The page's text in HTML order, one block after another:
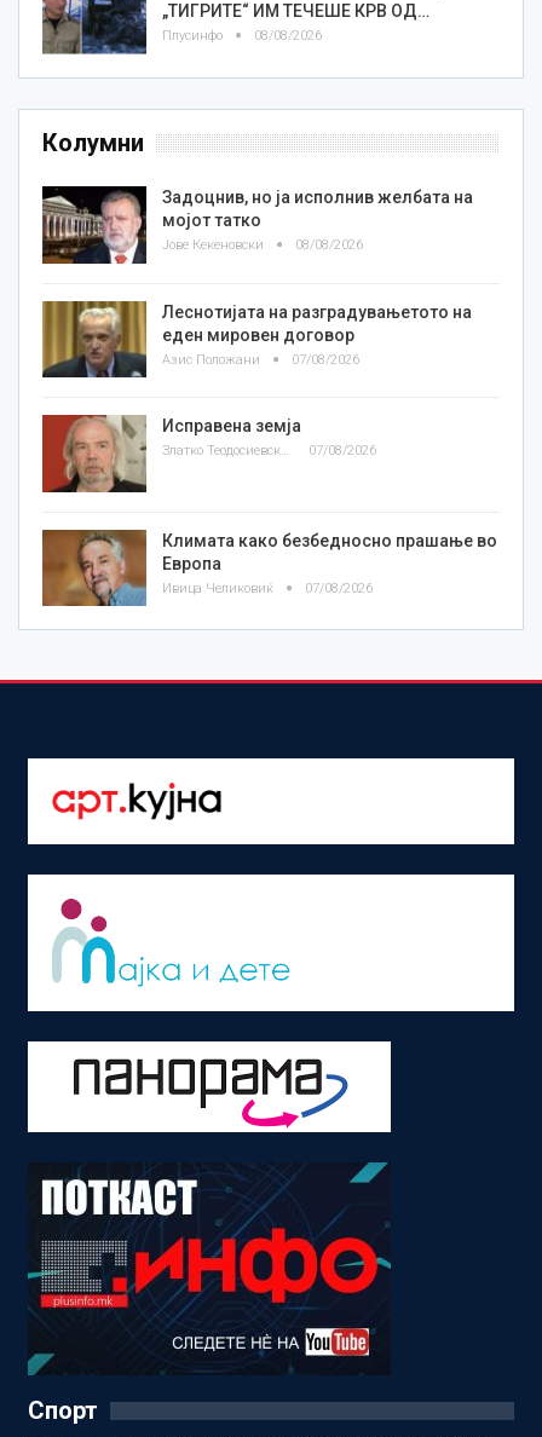
„ТИГРИТЕ“ ИМ ТЕЧЕШЕ КРВ ОД…
Плусинфо 08/08/2026
Колумни
Задоцнив, но ја исполнив желбата на
мојот татко
Јове Кекеновски 08/08/2026
Леснотијата на разградувањетото на
еден мировен договор
Азис Положани 07/08/2026
Исправена земја
Златко Теодосиевски 07/08/2026
Климата како безбедносно прашање во
Европа
Ивица Челиковиќ 07/08/2026
Спорт